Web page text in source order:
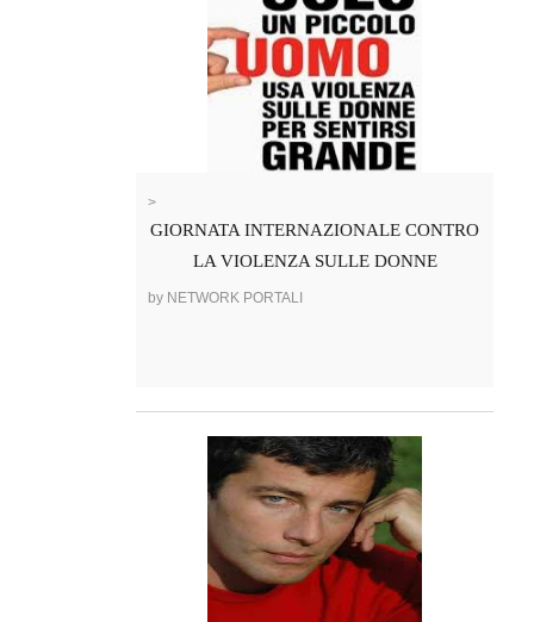
>
GIORNATA INTERNAZIONALE CONTRO
LA VIOLENZA SULLE DONNE
by NETWORK PORTALI